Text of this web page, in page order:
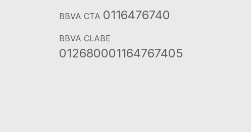
BBVA CTA 0116476740
BBVA CLABE
012680001164767405